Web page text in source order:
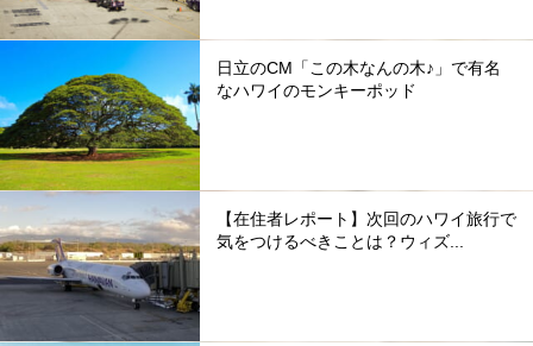
日立のCM「この木なんの木♪」で有名
なハワイのモンキーポッド
【在住者レポート】次回のハワイ旅行で
気をつけるべきことは？ウィズ...